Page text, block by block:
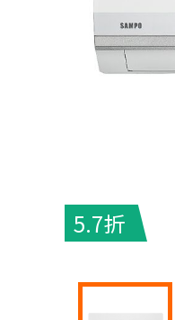
5.7折